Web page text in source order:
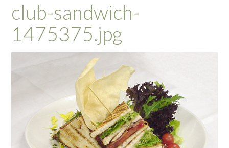
club-sandwich-
1475375.jpg